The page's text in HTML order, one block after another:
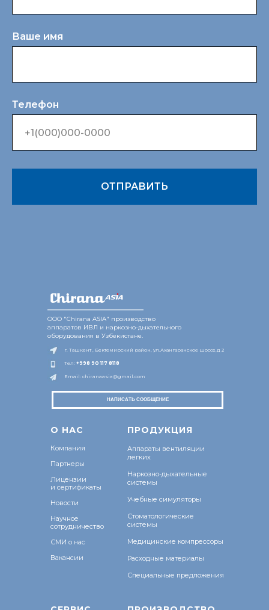
Ваше имя
Телефон
ОТПРАВИТЬ
Компания
Партнеры
Лицензии
и сертификаты
Новости
Научное
сотрудничество
СМИ о нас
Вакансии
Аппараты вентиляции
легких
Наркозно-дыхательные
системы
Учебные симуляторы
Стоматологические
системы
Медицинские компрессоры
Расходные материалы
Специальные предложения
ПРОДУКЦИЯ
г. Ташкент , Бектемирский район, ул.Ахангаранское шоссе,д 2
Тел: +998 90 117 8118
Email: chiranaasia@gmail.com
НАПИСАТЬ СООБЩЕНИЕ
ООО "Chirana ASIA" производство
аппаратов ИВЛ и наркозно-дыхательного
оборудования в Узбекистане.
________________
О НАС